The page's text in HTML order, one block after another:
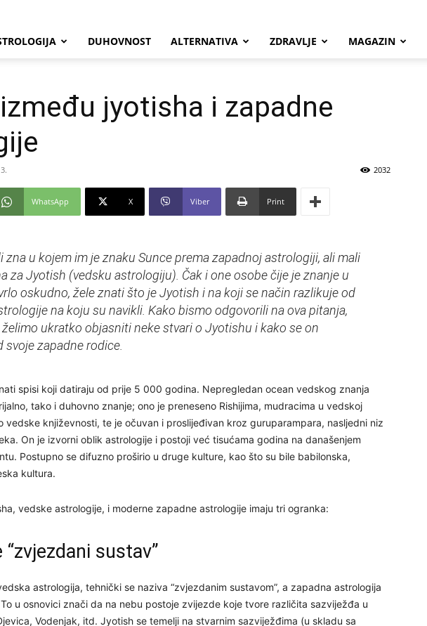
DUHOVNOST ALTERNATIVA ZDRAVLJE MAGAZIN
jyotisha i zapadne
2032
WhatsApp X Viber Print
zna u kojem im je znaku Sunce prema zapadnoj astrologiji, ali mali
za Jyotish (vedsku astrologiju). Čak i one osobe čije je znanje u
oskudno, žele znati što je Jyotish i na koji se način razlikuje od
na koju su navikli. Kako bismo odgovorili na ova pitanja,
ukratko objasniti neke stvari o Jyotishu i kako se on
svoje zapadne rodice.
spisi koji datiraju od prije 5 000 godina. Nepregledan ocean vedskog znanja
tako i duhovno znanje; ono je preneseno Rishijima, mudracima u vedskoj
vedske književnosti, te je očuvan i proslijeđivan kroz guruparampara, nasljedni niz
On je izvorni oblik astrologije i postoji već tisućama godina na današenjem
Postupno se difuzno proširio u druge kulture, kao što su bile babilonska,
kultura.
vedske astrologije, i moderne zapadne astrologije imaju tri ogranka:
sustav”
astrologija, tehnički se naziva “zvjezdanim sustavom”, a zapadna astrologija
To u osnovici znači da na nebu postoje zvijezde koje tvore različita sazviježđa u
Vodenjak, itd. Jyotish se temelji na stvarnim sazviježđima (u skladu sa